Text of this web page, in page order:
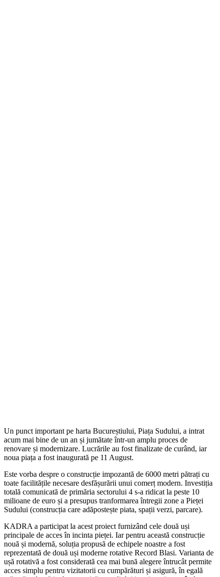
Un punct important pe harta Bucureștiului, Piața Sudului, a intrat
acum mai bine de un an și jumătate într-un amplu proces de
renovare și modernizare. Lucrările au fost finalizate de curând, iar
noua piața a fost inaugurată pe 11 August.
Este vorba despre o construcție impozantă de 6000 metri pătrați cu
toate facilitățile necesare desfășurării unui comerț modern. Investiția
totală comunicată de primăria sectorului 4 s-a ridicat la peste 10
milioane de euro și a presupus tranformarea întregii zone a Pieței
Sudului (construcția care adăpostește piata, spații verzi, parcare).
KADRA a participat la acest proiect furnizând cele două uși
principale de acces în incinta pieței. Iar pentru această construcție
nouă și modernă, soluția propusă de echipele noastre a fost
reprezentată de două uși moderne rotative Record Blasi. Varianta de
ușă rotativă a fost considerată cea mai bună alegere întrucât permite
acces simplu pentru vizitatorii cu cumpărături și asigură, în egală